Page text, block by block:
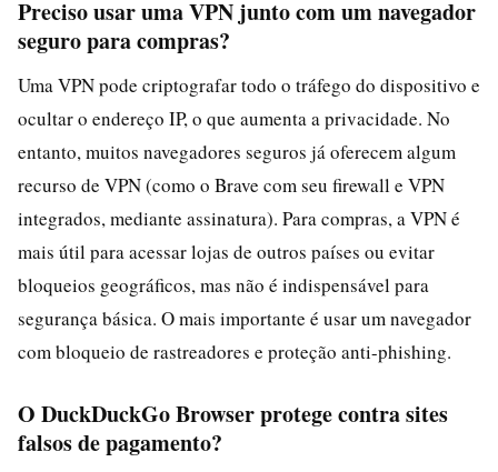
Preciso usar uma VPN junto com um navegador
seguro para compras?
Uma VPN pode criptografar todo o tráfego do dispositivo e
ocultar o endereço IP, o que aumenta a privacidade. No
entanto, muitos navegadores seguros já oferecem algum
recurso de VPN (como o Brave com seu firewall e VPN
integrados, mediante assinatura). Para compras, a VPN é
mais útil para acessar lojas de outros países ou evitar
bloqueios geográficos, mas não é indispensável para
segurança básica. O mais importante é usar um navegador
com bloqueio de rastreadores e proteção anti-phishing.
O DuckDuckGo Browser protege contra sites
falsos de pagamento?